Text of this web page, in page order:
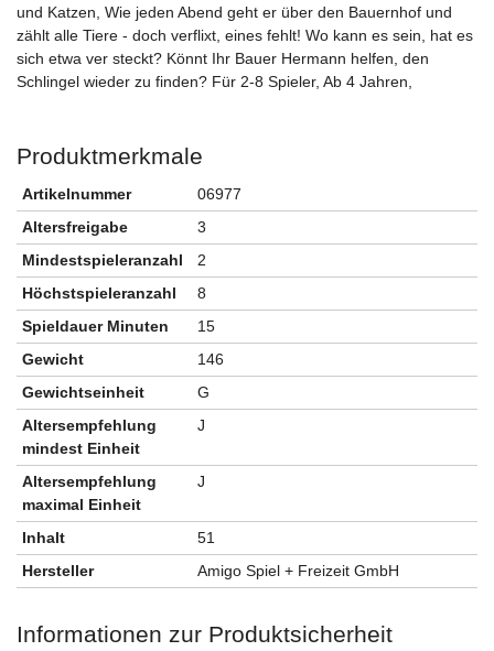
und Katzen, Wie jeden Abend geht er über den Bauernhof und
zählt alle Tiere - doch verflixt, eines fehlt! Wo kann es sein, hat es
sich etwa ver steckt? Könnt Ihr Bauer Hermann helfen, den
Schlingel wieder zu finden? Für 2-8 Spieler, Ab 4 Jahren,
Produktmerkmale
Artikelnummer
06977
Altersfreigabe
3
Mindestspieleranzahl
2
Höchstspieleranzahl
8
Spieldauer Minuten
15
Gewicht
146
Gewichtseinheit
G
Altersempfehlung
mindest Einheit
J
Altersempfehlung
maximal Einheit
J
Inhalt
51
Hersteller
Amigo Spiel + Freizeit GmbH
Informationen zur Produktsicherheit